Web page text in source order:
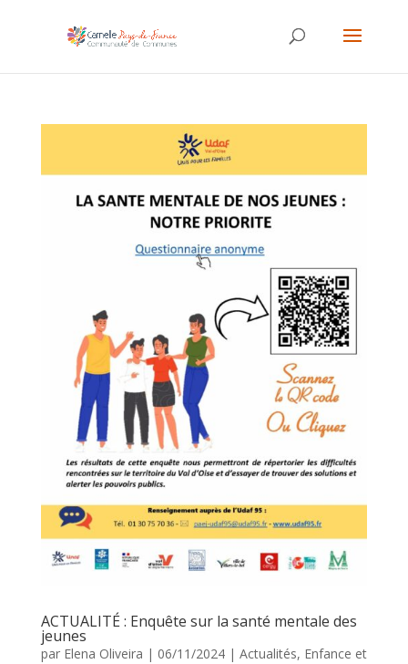
ACTUALITÉ : Enquête sur la santé mentale des
jeunes
par Elena Oliveira | 06/11/2024| Actualités, Enfance et